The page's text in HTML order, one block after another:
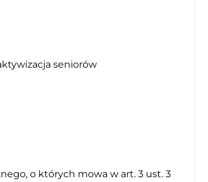
seniorów
o których mowa w art. 3 ust. 3